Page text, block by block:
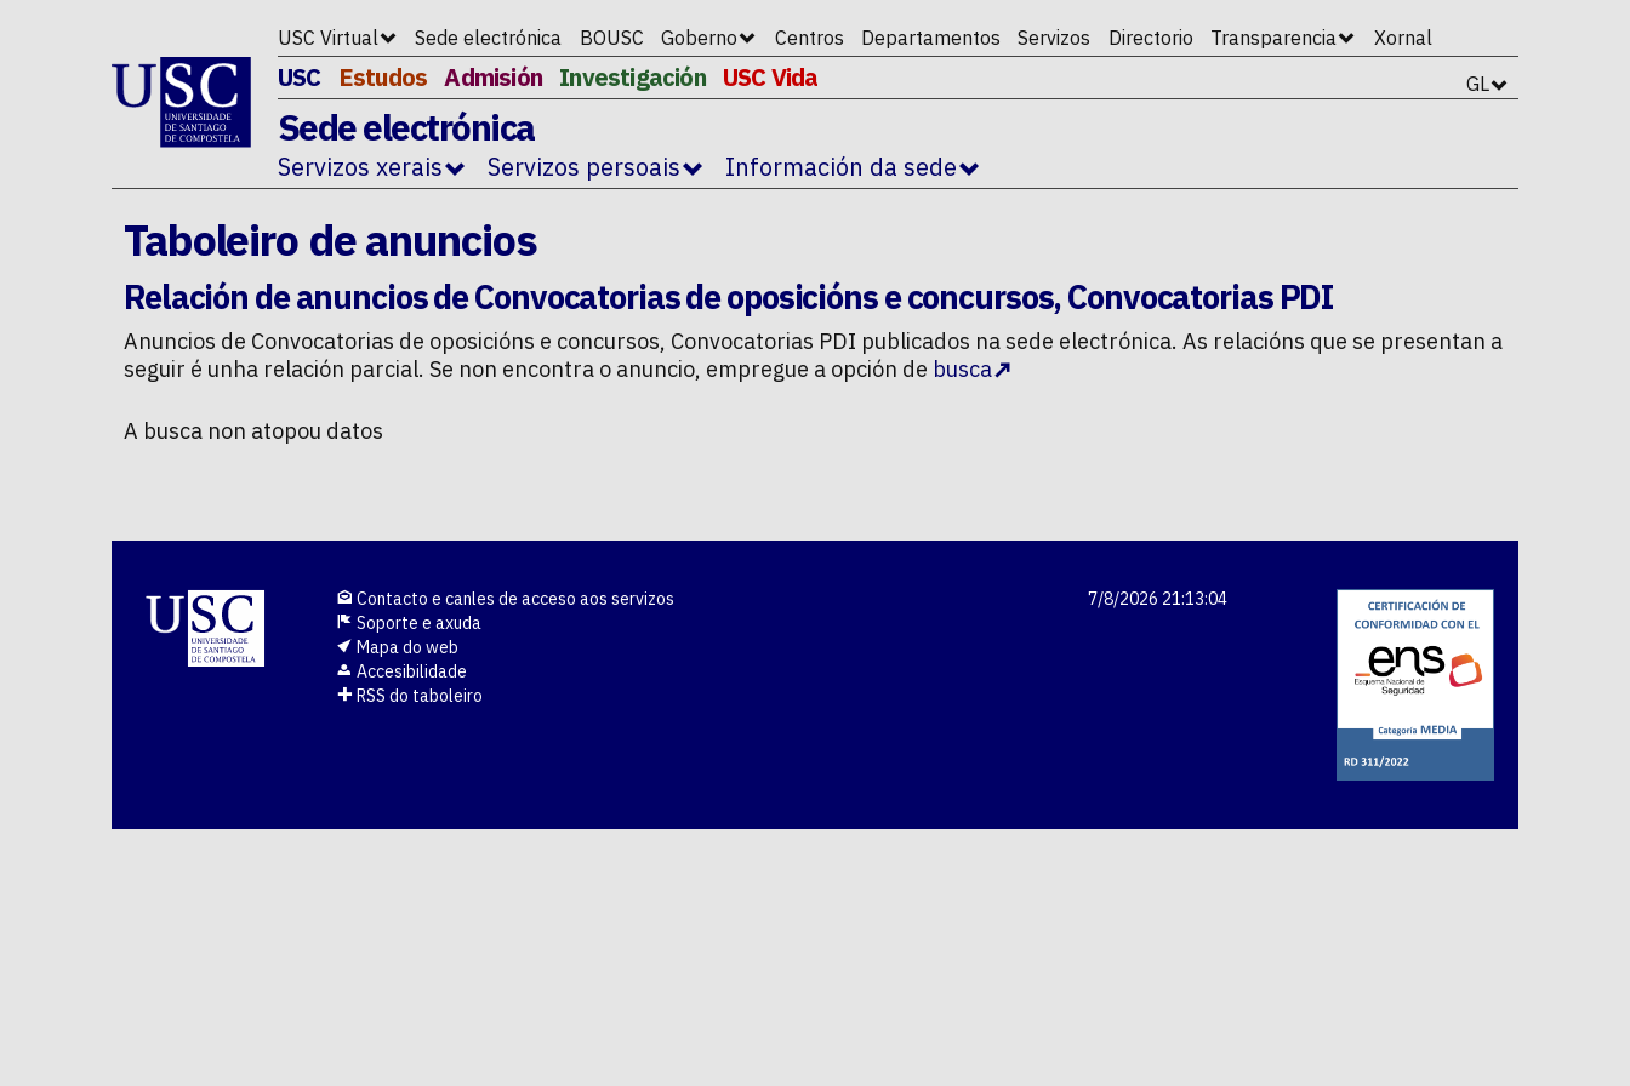
USC Virtual Sede electrónica BOUSC Goberno Centros Departamentos Servizos Directorio Transparencia Xornal
USC Estudos Admisión Investigación USC Vida
Sede electrónica
Servizos xerais Servizos persoais Información da sede
GL
Taboleiro de anuncios
Relación de anuncios deConvocatorias de oposicións e concursos,Convocatorias PDI
Anuncios de Convocatorias de oposicións e concursos, Convocatorias PDI publicados na sede electrónica. As relacións que se presentan a
seguir é unha relación parcial. Se non encontra o anuncio, empregue a opción de busca
A busca non atopou datos
Contacto e canles de acceso aos servizos
Soporte e axuda
Mapa do web
Accesibilidade
RSS do taboleiro
7/8/2026 21:13:04